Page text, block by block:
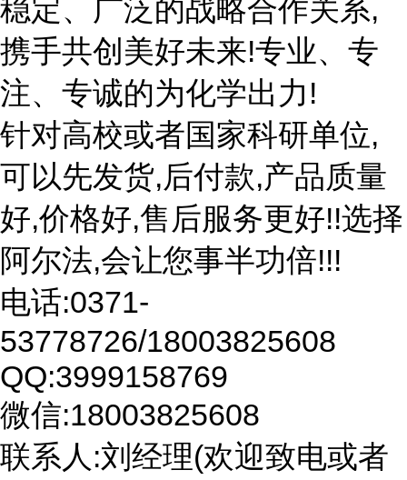
稳定、广泛的战略合作关系,
携手共创美好未来!专业、专
注、专诚的为化学出力!
针对高校或者国家科研单位,
可以先发货,后付款,产品质量
好,价格好,售后服务更好!!选择
阿尔法,会让您事半功倍!!!
电话:0371-
53778726/18003825608
QQ:3999158769
微信:18003825608
联系人:刘经理(欢迎致电或者